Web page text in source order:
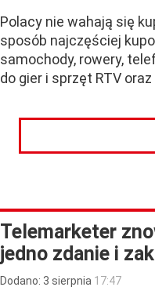
Polacy nie wahają się
sposób najczęściej
samochody, rowery,
do gier i sprzęt RTV oraz
Telemarketer
jedno zdanie i
Dodano: 3 sierpnia 17:47